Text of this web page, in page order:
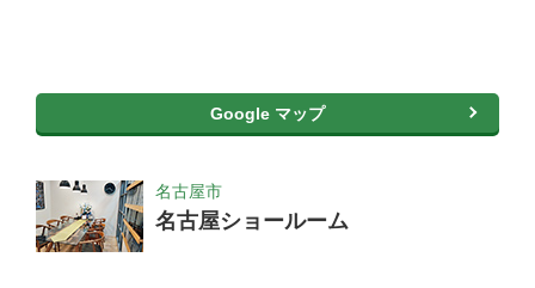
Google マップ
名古屋市
名古屋ショールーム